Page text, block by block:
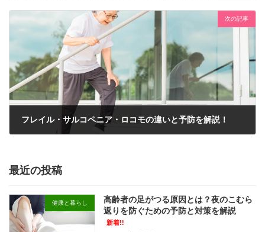
次の記事
フレイル・サルコペニア・ロコモの違いと予防を解説！
最近の投稿
健康と暮らし
高齢者の足がつる原因とは？夜のこむら
返りを防ぐための予防と対策を解説
新着!!